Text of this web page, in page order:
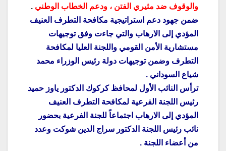
والوقوف ضد مثيري الفتن ، ودعم الخطاب الوطني .
ضمن جهود دعم استراتيجية مكافحة التطرف العنيف
المؤدي إلى الارهاب والتي جاءت وفق توجيهات
مستشارية الأمن القومي واللجنة العليا لمكافحة
التطرف وضمن توجيهات دولة رئيس الوزراء محمد
شياع السوداني .
ترأس النائب الأول لمحافظ كركوك الدكتور ياوز حميد
رئيس اللجنة الفرعية لمكافحة التطرف العنيف
المؤدي إلى الارهاب اجتماعاً للجنة الفرعية بحضور
نائب رئيس اللجنة الدكتور سراج الدين شوكت وعدد
من أعضاء اللجنة .